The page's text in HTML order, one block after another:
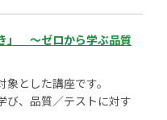
」 ～ゼロから学ぶ品質
とした講座です。
び、品質／テストに対す